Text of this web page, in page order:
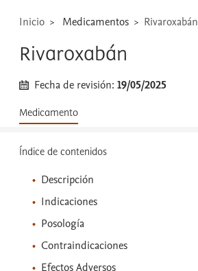
Inicio Medicamentos Rivaroxabán
Rivaroxabán
Fecha de revisión:19/05/2025
Medicamento
Índice de contenidos
Descripción
Indicaciones
Posología
Contraindicaciones
Efectos Adversos